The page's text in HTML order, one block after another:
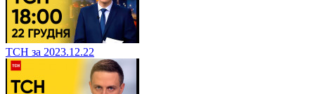
ТСН за 2023.12.22